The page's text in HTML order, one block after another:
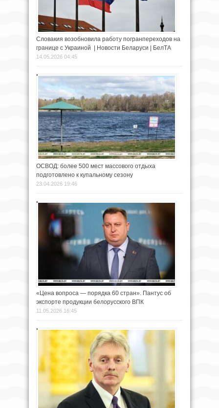
Словакия возобновила работу погранпереходов на
границе с Украиной | Новости Беларуси | БелТА
14.05.2026 04:45
ОСВОД: более 500 мест массового отдыха
подготовлено к купальному сезону
23.04.2026 19:46
«Цена вопроса — порядка 60 стран». Пантус об
экспорте продукции белорусского ВПК
11.05.2026 16:45